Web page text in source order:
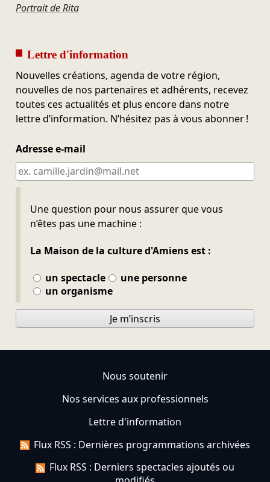
Portrait de Rita
Lettre d'information
Nouvelles créations, agenda de votre région,
nouvelles de nos partenaires et adhérents, recevez
toutes ces actualités et plus encore dans notre
lettre d’information. N’hésitez pas à vous abonner !
Adresse e-mail
Une question pour nous assurer que vous
n’êtes pas une machine :
La Maison de la culture d'Amiens est :
un spectacle
une personne
un organisme
Ne pas remplir
Je m’inscris
Nous soutenir
Nos services aux professionnels
Lettre d'information
Flux RSS : Dernières programmations archivées
Flux RSS : Derniers spectacles ajoutés ou